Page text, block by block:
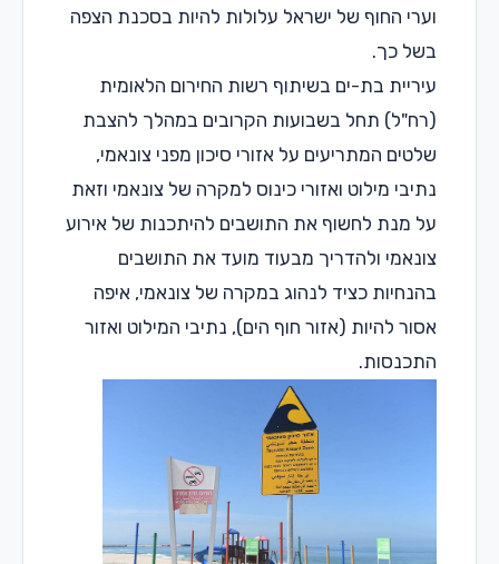
וערי החוף של ישראל עלולות להיות בסכנת הצפה
עיריית בת-ים בשיתוף רשות החירום הלאומית
(רח"ל) תחל בשבועות הקרובים במהלך להצבת
שלטים המתריעים על אזורי סיכון מפני צונאמי,
נתיבי מילוט ואזורי כינוס למקרה של צונאמי וזאת
על מנת לחשוף את התושבים להיתכנות של אירוע
צונאמי ולהדריך מבעוד מועד את התושבים
בהנחיות כציד לנהוג במקרה של צונאמי, איפה
אסור להיות (אזור חוף הים), נתיבי המילוט ואזור
התכנסות.